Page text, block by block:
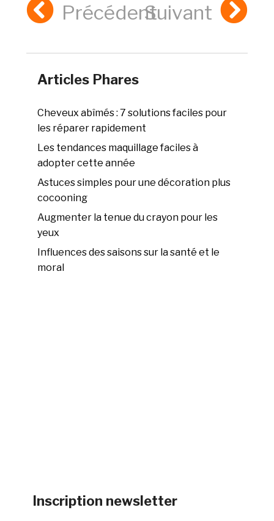
PrécédentSuivant
Articles Phares
Cheveux abîmés : 7 solutions faciles pour
les réparer rapidement
Les tendances maquillage faciles à
adopter cette année
Astuces simples pour une décoration plus
cocooning
Augmenter la tenue du crayon pour les
yeux
Influences des saisons sur la santé et le
moral
Inscription newsletter